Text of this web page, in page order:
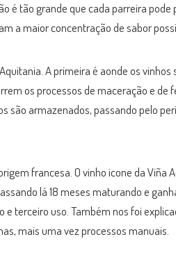
é tão grande que cada parreira pode
a maior concentração de sabor
A primeira é aonde os vinhos
os processos de maceração e de
são armazenados, passando pelo
francesa. O vinho icone da Viña
lá 18 meses maturando e
e terceiro uso. Também nos foi
mais uma vez processos manuais.